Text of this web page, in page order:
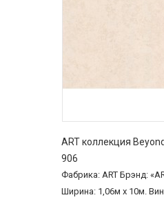
ART коллекция
906
Фабрика: ART Брэнд:
Ширина: 1,06м х 10м.